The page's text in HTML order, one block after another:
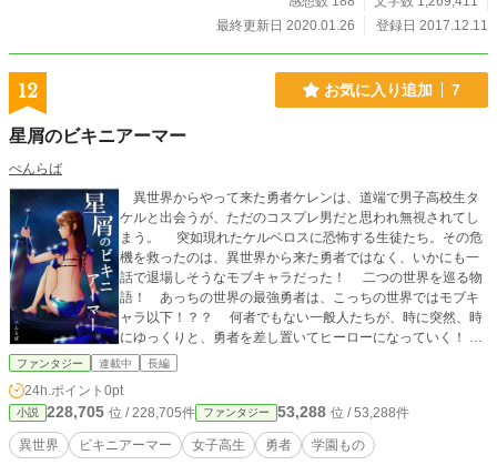
最終更新日 2020.01.26
登録日 2017.12.11
12 お気に入り追加 7
星屑のビキニアーマー
ぺんらば
異世界からやって来た勇者ケレンは、道端で男子高校生タ
ケルと出会うが、ただのコスプレ男だと思われ無視されてし
まう。 突如現れたケルベロスに恐怖する生徒たち。その危
機を救ったのは、異世界から来た勇者ではなく、いかにも一
話で退場しそうなモブキャラだった！ 二つの世界を巡る物
語！ あっちの世界の最強勇者は、こっちの世界ではモブキ
ャラ以下！？？ 何者でもない一般人たちが、時に突然、時
にゆっくりと、勇者を差し置いてヒーローになっていく！
少女の託した想いが《星》になって夜空に流れるとき、物語
つの世界を繋ぐ神秘の鎧……。
ファンタジー 連載中 長編
24h.ポイント 0pt
小説 228,705 位 / 228,705件 ファンタジー 53,288 位 / 53,288件
異世界 ビキニアーマー 女子高生 勇者 学園もの